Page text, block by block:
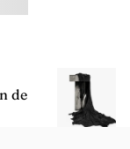
de